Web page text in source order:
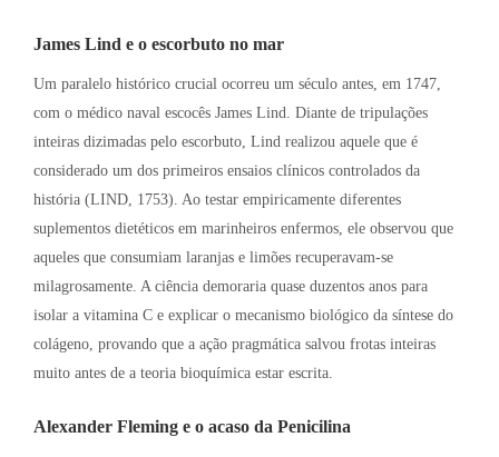
James Lind e o escorbuto no mar
Um paralelo histórico crucial ocorreu um século antes, em 1747,
com o médico naval escocês James Lind. Diante de tripulações
inteiras dizimadas pelo escorbuto, Lind realizou aquele que é
considerado um dos primeiros ensaios clínicos controlados da
história (LIND, 1753). Ao testar empiricamente diferentes
suplementos dietéticos em marinheiros enfermos, ele observou que
aqueles que consumiam laranjas e limões recuperavam-se
milagrosamente. A ciência demoraria quase duzentos anos para
isolar a vitamina C e explicar o mecanismo biológico da síntese do
colágeno, provando que a ação pragmática salvou frotas inteiras
muito antes de a teoria bioquímica estar escrita.
Alexander Fleming e o acaso da Penicilina